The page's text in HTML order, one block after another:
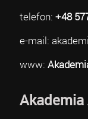
telefon: +48
e-mail:
www: